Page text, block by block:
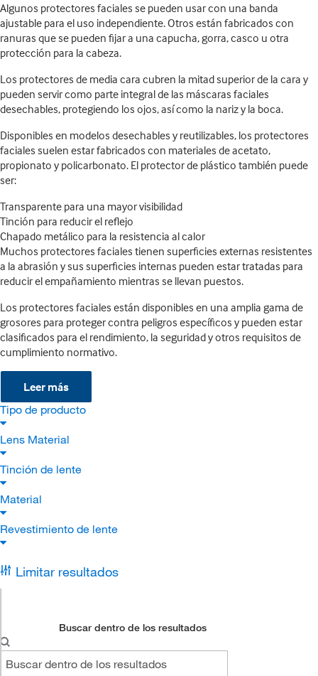
Algunos protectores faciales se pueden usar con una banda
ajustable para el uso independiente. Otros están fabricados con
ranuras que se pueden fijar a una capucha, gorra, casco u otra
protección para la cabeza.
Los protectores de media cara cubren la mitad superior de la cara y
pueden servir como parte integral de las máscaras faciales
desechables, protegiendo los ojos, así como la nariz y la boca.
Disponibles en modelos desechables y reutilizables, los protectores
faciales suelen estar fabricados con materiales de acetato,
propionato y policarbonato. El protector de plástico también puede
ser:
Transparente para una mayor visibilidad
Tinción para reducir el reflejo
Chapado metálico para la resistencia al calor
Muchos protectores faciales tienen superficies externas resistentes
a la abrasión y sus superficies internas pueden estar tratadas para
reducir el empañamiento mientras se llevan puestos.
Los protectores faciales están disponibles en una amplia gama de
grosores para proteger contra peligros específicos y pueden estar
clasificados para el rendimiento, la seguridad y otros requisitos de
cumplimiento normativo.
Leer más
Tipo de producto
Lens Material
Tinción de lente
Material
Revestimiento de lente
Limitar resultados
Buscar dentro de los resultados